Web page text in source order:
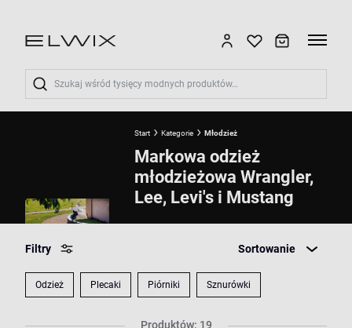
Wyszukaj
Start Kategorie Młodzież
Markowa odzież
młodzieżowa Wrangler,
Lee, Levi's i Mustang
Filtry Sortowanie
Odzież Plecaki Piórniki Sznurówki
Produktów: 19